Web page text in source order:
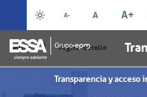
Transparencia y acceso
Inicio | Página detalle